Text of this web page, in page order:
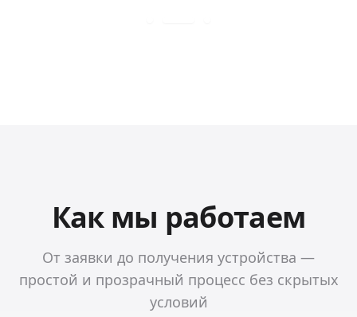
Как мы работаем
От заявки до получения устройства —
простой и прозрачный процесс без скрытых
условий